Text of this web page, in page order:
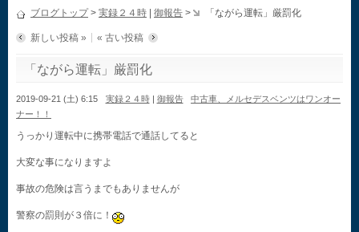
ブログトップ> 実録２４時 御報告 > 「ながら運転」厳罰化
新しい投稿 » « 古い投稿
「ながら運転」厳罰化
2019-09-21 (土) 6:15 実録２４時| 御報告
中古車、メルセデスベンツはワンオー
ナー！！
うっかり運転中に携帯電話で通話してると
大変な事になりますよ
事故の危険は言うまでもありませんが
警察の罰則が３倍に！